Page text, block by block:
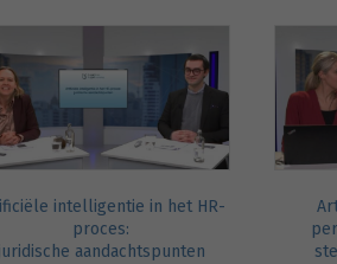
intelligentie in het HR-
proces:
juridische aandachtspunten